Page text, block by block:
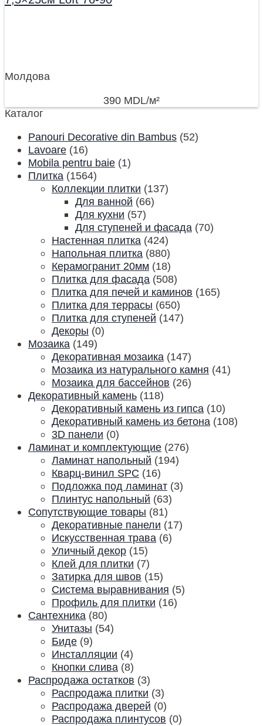
Молдова
390 MDL/м²
Каталог
Panouri Decorative din Bambus (52)
Lavoare (16)
Mobila pentru baie (1)
Плитка (1564)
Коллекции плитки (137)
Для ванной (66)
Для кухни (57)
Для ступеней и фасада (70)
Настенная плитка (424)
Напольная плитка (880)
Керамогранит 20мм (18)
Плитка для фасада (508)
Плитка для печей и каминов (165)
Плитка для террасы (650)
Плитка для ступеней (147)
Декоры (0)
Мозаика (149)
Декоративная мозаика (147)
Мозаика из натурального камня (41)
Мозаика для бассейнов (26)
Декоративный камень (118)
Декоративный камень из гипса (10)
Декоративный камень из бетона (108)
3D панели (0)
Ламинат и комплектующие (276)
Ламинат напольный (194)
Кварц-винил SPC (16)
Подложка под ламинат (3)
Плинтус напольный (63)
Сопутствующие товары (81)
Декоративные панели (17)
Искусственная трава (6)
Уличный декор (15)
Клей для плитки (7)
Затирка для швов (15)
Система выравнивания (5)
Профиль для плитки (16)
Сантехника (80)
Унитазы (54)
Биде (9)
Инсталляции (4)
Кнопки слива (8)
Распродажа остатков (3)
Распродажа плитки (3)
Распродажа дверей (0)
Распродажа плинтусов (0)